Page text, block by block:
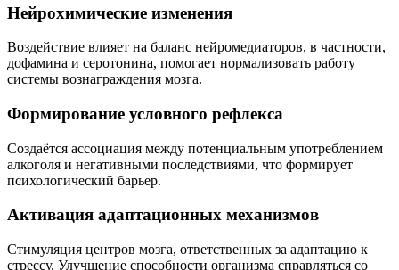
Нейрохимические изменения
Воздействие влияет на баланс нейромедиаторов, в частности,
дофамина и серотонина, помогает нормализовать работу
системы вознаграждения мозга.
Формирование условного рефлекса
Создаётся ассоциация между потенциальным употреблением
алкоголя и негативными последствиями, что формирует
психологический барьер.
Активация адаптационных механизмов
Стимуляция центров мозга, ответственных за адаптацию к
стрессу. Улучшение способности организма справляться со